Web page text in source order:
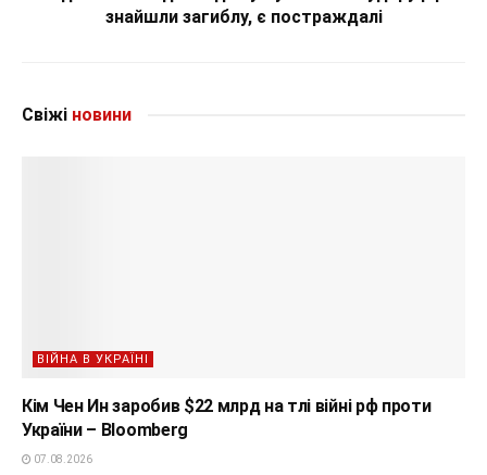
знайшли загиблу, є постраждалі
Свіжі новини
ВІЙНА В УКРАЇНІ
Кім Чен Ин заробив $22 млрд на тлі війні рф проти
України – Bloomberg
07.08.2026